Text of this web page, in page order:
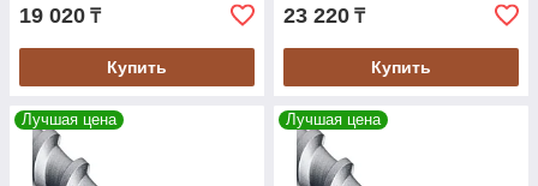
19 020 ₸
Купить
23 220 ₸
Купить
Лучшая цена Лучшая цена